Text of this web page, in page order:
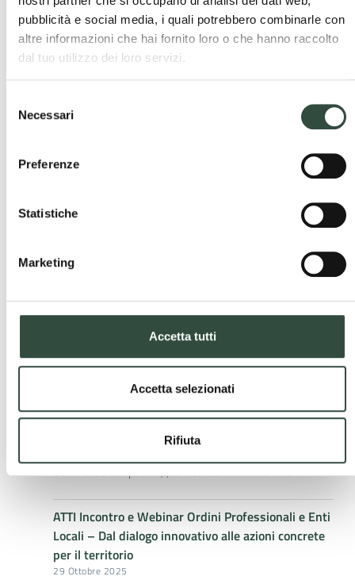
pubblicità e social media, i quali potrebbero combinarle con
altre informazioni che hai fornito loro o che hanno raccolto
dal tuo utilizzo dei loro servizi.
delNecessari
Preferenze
Statistiche
Marketing
Accetta tutti
Accetta selezionati
Rifiuta
Cerca
Ordini Professionali e Enti Locali – Pubblicato il
“Quaderno delle buone pratiche” della Provincia di
Pavia
A disposizione degli enti locali della Provincia di Pavia il
“Quaderno delle Buone Pratiche”, uno strumento pensato per
accompagnare amministratori, tecnici ...
Procedure di Accreditamento dei SUAP –
3 Novembre 2025
Nell’ambito del “Progetto 1000 Esperti”, in stretta
Commercio competenti, (con l’obiettivo di rafforzare ...
ATTI Incontro e Webinar Ordini Professionali e Enti
Locali – Dal dialogo innovativo alle azioni concrete
per il territorio
29 Ottobre 2025